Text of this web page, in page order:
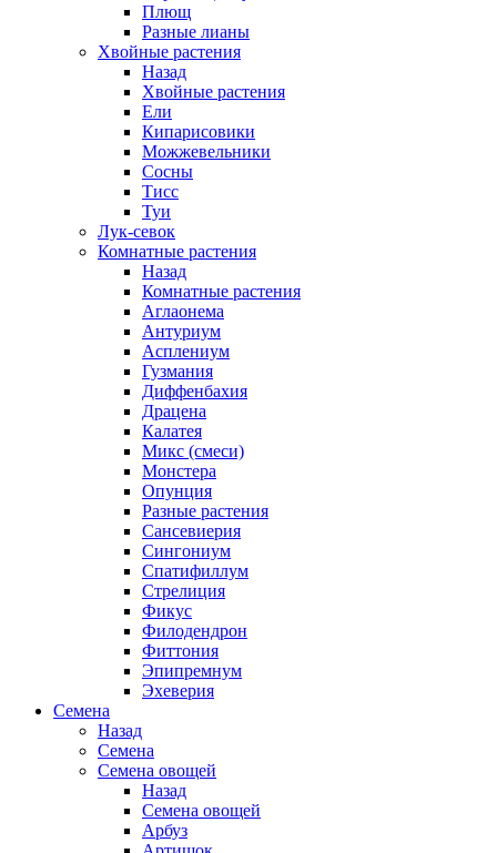
Плющ
Разные лианы
Хвойные растения
Назад
Хвойные растения
Ели
Кипарисовики
Можжевельники
Сосны
Тисс
Туи
Лук-севок
Комнатные растения
Назад
Комнатные растения
Аглаонема
Антуриум
Асплениум
Гузмания
Диффенбахия
Драцена
Калатея
Микс (смеси)
Монстера
Опунция
Разные растения
Сансевиерия
Сингониум
Спатифиллум
Стрелиция
Фикус
Филодендрон
Фиттония
Эпипремнум
Эхеверия
Семена
Назад
Семена
Семена овощей
Назад
Семена овощей
Арбуз